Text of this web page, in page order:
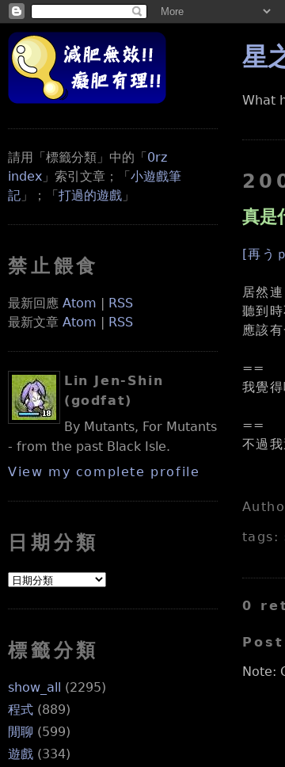
請用「標籤分類」中的「0rz
index 」索引文章；「小遊戲筆
記 」；「打過的遊戲 」
禁止餵食
最新回應 Atom | RSS
最新文章 Atom | RSS
Lin Jen-Shin
(godfat)
By Mutants, For Mutants
- from the past Black Isle.
View my complete profile
日期分類
標籤分類
show_all (2295)
程式 (889)
閒聊 (599)
遊戲 (334)
星
What
真是
[再う
居然
聽到
應該
==
我覺
==
不過
tags:
0
Note: